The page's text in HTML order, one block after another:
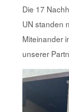
Die 17
UN standen
Miteinander
unserer